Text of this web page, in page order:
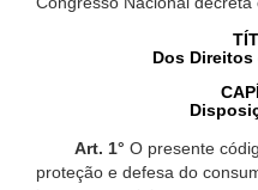
Dos
Art. 1° O presente
proteção e defesa do